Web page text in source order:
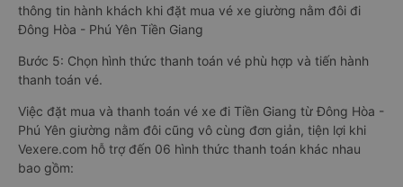
thông tin hành khách khi đặt mua vé xe giường nằm đôi đi
Đông Hòa - Phú Yên Tiền Giang
Bước 5: Chọn hình thức thanh toán vé phù hợp và tiến hành
thanh toán vé.
Việc đặt mua và thanh toán vé xe đi Tiền Giang từ Đông Hòa -
Phú Yên giường nằm đôi cũng vô cùng đơn giản, tiện lợi khi
Vexere.com hỗ trợ đến 06 hình thức thanh toán khác nhau
bao gồm: